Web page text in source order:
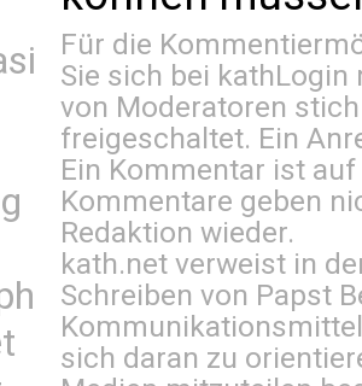
Für die
Sie sich bei kathLogin
von Moderatoren
freigeschaltet. Ein
Ein Kommentar ist
Kommentare geben
Redaktion wieder.
kath.net verweist in
Schreiben von Papst
sich daran zu